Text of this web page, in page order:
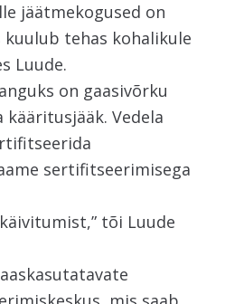
jäätmekogused on
kuulub tehas kohalikule
Luude.
on gaasivõrku
Vedela
sertifitseerimisega
tõi Luude